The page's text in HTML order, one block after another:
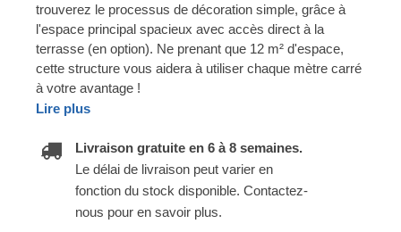
trouverez le processus de décoration simple, grâce à
l'espace principal spacieux avec accès direct à la
terrasse (en option). Ne prenant que 12 m² d'espace,
cette structure vous aidera à utiliser chaque mètre carré
à votre avantage !
Lire plus
Livraison gratuite en 6 à 8 semaines.
Le délai de livraison peut varier en
fonction du stock disponible. Contactez-
nous pour en savoir plus.